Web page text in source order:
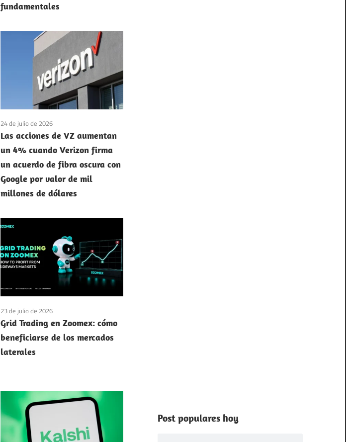
fundamentales
24 de julio de 2026
Las acciones de VZ aumentan
un 4% cuando Verizon firma
un acuerdo de fibra oscura con
Google por valor de mil
millones de dólares
23 de julio de 2026
Grid Trading en Zoomex: cómo
beneficiarse de los mercados
laterales
Post populares hoy